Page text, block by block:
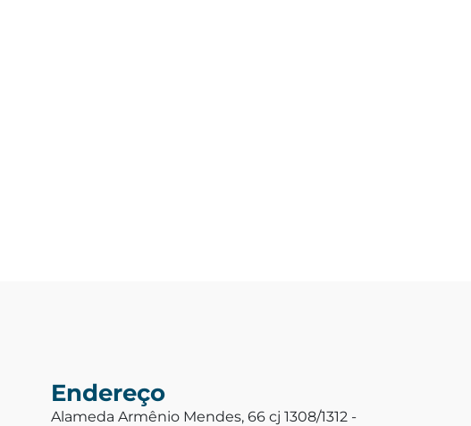
Endereço
Alameda Armênio Mendes, 66 cj 1308/1312 -